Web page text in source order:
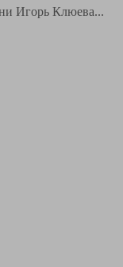
Игорь Клюева...